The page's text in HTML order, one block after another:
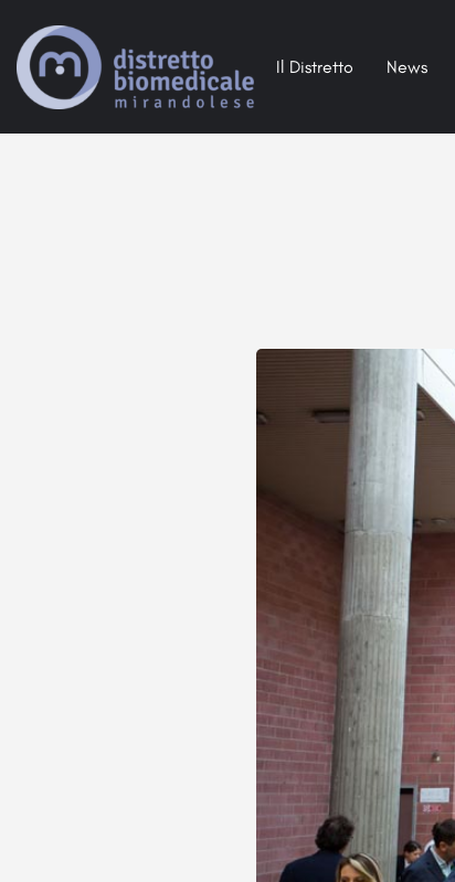
Il Distretto News